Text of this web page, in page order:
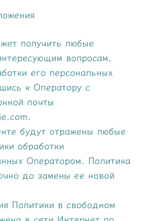
получить любые
вопросам,
его персональных
к Оператору с
почты
будут отражены любые
обработки
Оператором. Политика
до замены ее новой
Политики в свободном